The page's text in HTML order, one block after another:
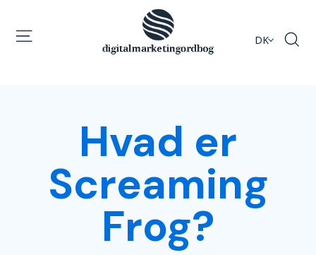
DK
Hvad er
Screaming
Frog?